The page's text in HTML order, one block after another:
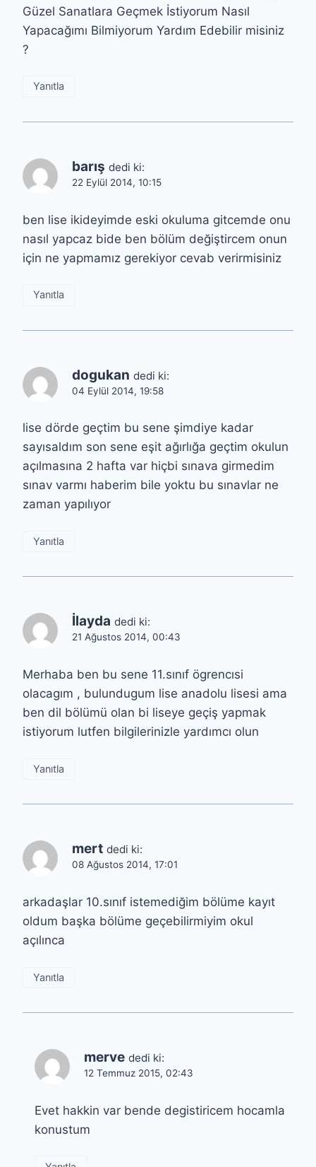
Güzel Sanatlara Geçmek İstiyorum Nasıl
Yapacağımı Bilmiyorum Yardım Edebilir misiniz
?
Yanıtla
barış dedi ki:
22 Eylül 2014, 10:15
ben lise ikideyimde eski okuluma gitcemde onu
nasıl yapcaz bide ben bölüm değiştircem onun
için ne yapmamız gerekiyor cevab verirmisiniz
Yanıtla
dogukan dedi ki:
04 Eylül 2014, 19:58
lise dörde geçtim bu sene şimdiye kadar
sayısaldım son sene eşit ağırlığa geçtim okulun
açılmasına 2 hafta var hiçbi sınava girmedim
sınav varmı haberim bile yoktu bu sınavlar ne
zaman yapılıyor
Yanıtla
İlayda dedi ki:
21 Ağustos 2014, 00:43
Merhaba ben bu sene 11.sınıf ögrencısi
olacagım , bulundugum lise anadolu lisesi ama
ben dil bölümü olan bi liseye geçiş yapmak
istiyorum lutfen bilgilerinizle yardımcı olun
Yanıtla
mert dedi ki:
08 Ağustos 2014, 17:01
arkadaşlar 10.sınıf istemediğim bölüme kayıt
oldum başka bölüme geçebilirmiyim okul
açılınca
Yanıtla
merve dedi ki:
12 Temmuz 2015, 02:43
Evet hakkin var bende degistiricem hocamla
konustum